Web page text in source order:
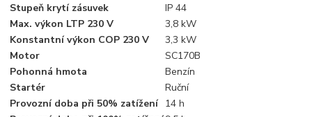
Stupeň krytí zásuvek
IP 44
Max. výkon LTP 230 V
3,8 kW
Konstantní výkon COP 230 V
3,3 kW
Motor
SC170B
Pohonná hmota
Benzín
Startér
Ruční
Provozní doba při 50% zatížení 14 h